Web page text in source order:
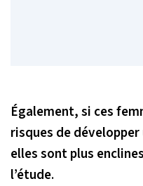
Également, si ces
risques de développer
elles sont plus
l’étude.